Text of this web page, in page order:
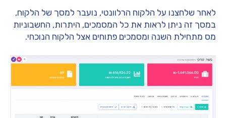
לאחר שלחצנו על הלקוח הרלוונטי, נועבר למסך של הלקוח,
במסך זה ניתן לראות את כל המסמכים, היתרות, החשבוניות
מס מתחילת השנה ומסמכים פתוחים אצל הלקוח הנוכחי.